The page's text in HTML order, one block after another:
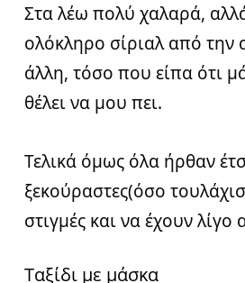
Στα λέω πολύ χαλαρά,
ολόκληρο σίριαλ από την
άλλη, τόσο που είπα ότι
θέλει να μου πει.
Τελικά όμως όλα ήρθαν
ξεκούραστες(όσο
στιγμές και να έχουν
Ταξίδι με μάσκα